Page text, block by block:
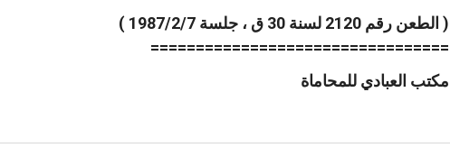
( الطعن رقم 2120 لسنة 30 ق ، جلسة 1987/2/7 )
=================================
مكتب العبادي للمحاماة